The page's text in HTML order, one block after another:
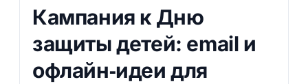
Кампания к Дню
защиты детей: email и
офлайн‑идеи для